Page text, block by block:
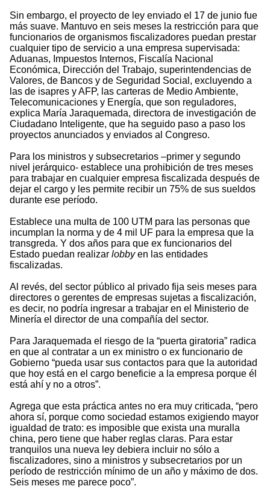
Sin embargo, el proyecto de ley enviado el 17 de junio fue
más suave. Mantuvo en seis meses la restricción para que
funcionarios de organismos fiscalizadores puedan prestar
cualquier tipo de servicio a una empresa supervisada:
Aduanas, Impuestos Internos, Fiscalía Nacional
Económica, Dirección del Trabajo, superintendencias de
Valores, de Bancos y de Seguridad Social, excluyendo a
las de isapres y AFP, las carteras de Medio Ambiente,
Telecomunicaciones y Energía, que son reguladores,
explica María Jaraquemada, directora de investigación de
Ciudadano Inteligente, que ha seguido paso a paso los
proyectos anunciados y enviados al Congreso.
Para los ministros y subsecretarios –primer y segundo
nivel jerárquico- establece una prohibición de tres meses
para trabajar en cualquier empresa fiscalizada después de
dejar el cargo y les permite recibir un 75% de sus sueldos
durante ese período.
Establece una multa de 100 UTM para las personas que
incumplan la norma y de 4 mil UF para la empresa que la
transgreda. Y dos años para que ex funcionarios del
Estado puedan realizar lobbyen las entidades
fiscalizadas.
Al revés, del sector público al privado fija seis meses para
directores o gerentes de empresas sujetas a fiscalización,
es decir, no podría ingresar a trabajar en el Ministerio de
Minería el director de una compañía del sector.
Para Jaraquemada el riesgo de la “puerta giratoria” radica
en que al contratar a un ex ministro o ex funcionario de
Gobierno “pueda usar sus contactos para que la autoridad
que hoy está en el cargo beneficie a la empresa porque él
está ahí y no a otros”.
Agrega que esta práctica antes no era muy criticada, “pero
ahora sí, porque como sociedad estamos exigiendo mayor
igualdad de trato: es imposible que exista una muralla
china, pero tiene que haber reglas claras. Para estar
tranquilos una nueva ley debiera incluir no sólo a
fiscalizadores, sino a ministros y subsecretarios por un
período de restricción mínimo de un año y máximo de dos.
Seis meses me parece poco”.